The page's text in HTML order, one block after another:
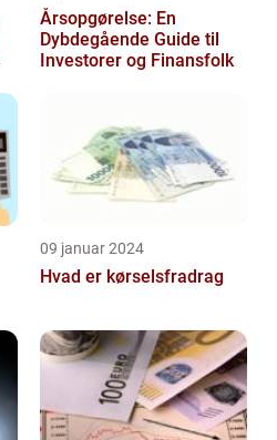
Årsopgørelse: En
Dybdegående Guide til
Investorer og Finansfolk
09 januar 2024
Hvad er kørselsfradrag